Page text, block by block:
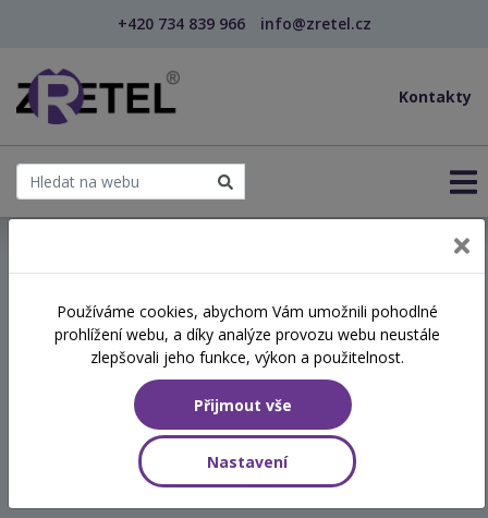
+420 734 839 966 info@zretel.cz
Kontakty
šablony
Asistent pedagoga v 1.
ročníku ZŠ – podpora
adaptace a samostatnosti
žáků (webinář)
Používáme cookies, abychom Vám umožnili pohodlné
prohlížení webu, a díky analýze provozu webu neustále
zlepšovali jeho funkce, výkon a použitelnost.
Přijmout vše
Nastavení